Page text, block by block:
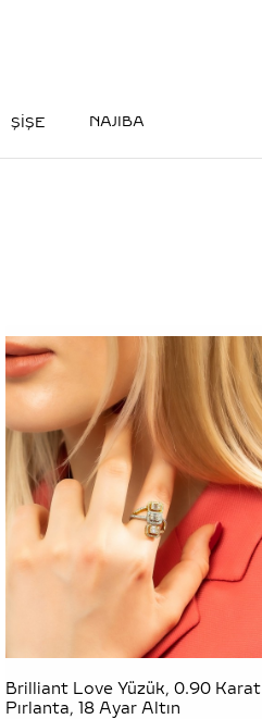
ŞİŞE NAJIBA
Brilliant Love Yüzük, 0.90 Karat
Pırlanta, 18 Ayar Altın